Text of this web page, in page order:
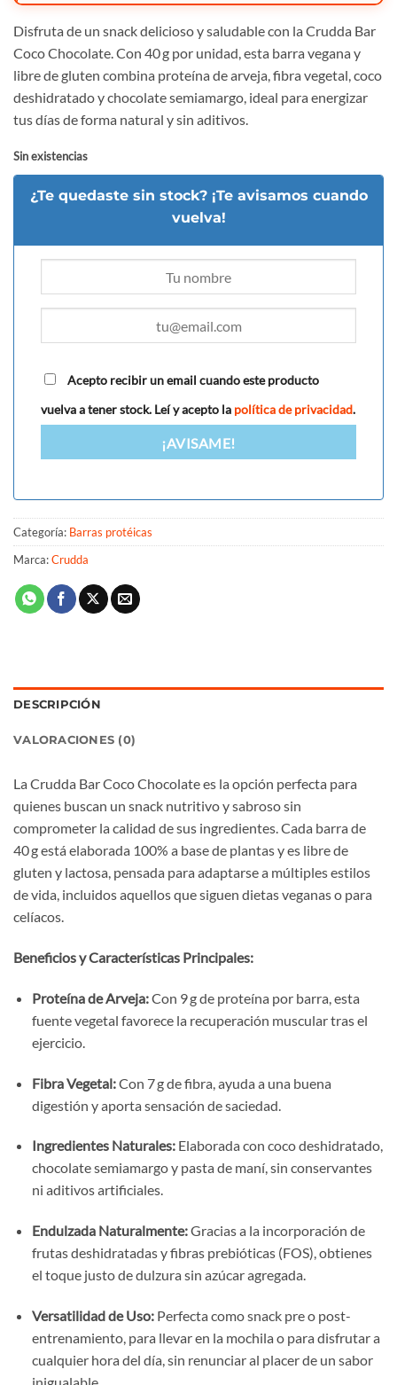
Disfruta de un snack delicioso y saludable con la Crudda Bar
Coco Chocolate. Con 40 g por unidad, esta barra vegana y
libre de gluten combina proteína de arveja, fibra vegetal, coco
deshidratado y chocolate semiamargo, ideal para energizar
tus días de forma natural y sin aditivos.
Sin existencias
¿Te quedaste sin stock? ¡Te avisamos cuando
vuelva!
Acepto recibir un email cuando este producto
vuelva a tener stock. Leí y acepto la política de privacidad.
¡AVISAME!
Categoría: Barras protéicas
Marca:Crudda
DESCRIPCIÓN
VALORACIONES (0)
La Crudda Bar Coco Chocolate es la opción perfecta para
quienes buscan un snack nutritivo y sabroso sin
comprometer la calidad de sus ingredientes. Cada barra de
40 g está elaborada 100% a base de plantas y es libre de
gluten y lactosa, pensada para adaptarse a múltiples estilos
de vida, incluidos aquellos que siguen dietas veganas o para
celíacos.
Beneficios y Características Principales:
Proteína de Arveja:Con 9 g de proteína por barra, esta
fuente vegetal favorece la recuperación muscular tras el
ejercicio.
Fibra Vegetal:Con 7 g de fibra, ayuda a una buena
digestión y aporta sensación de saciedad.
Ingredientes Naturales:Elaborada con coco deshidratado,
chocolate semiamargo y pasta de maní, sin conservantes
ni aditivos artificiales.
Endulzada Naturalmente:Gracias a la incorporación de
frutas deshidratadas y fibras prebióticas (FOS), obtienes
el toque justo de dulzura sin azúcar agregada.
Versatilidad de Uso:Perfecta como snack pre o post-
entrenamiento, para llevar en la mochila o para disfrutar a
cualquier hora del día, sin renunciar al placer de un sabor